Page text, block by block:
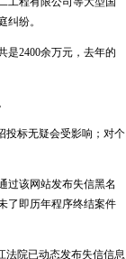
纷。
是2400余万元，去年的
投标无疑会受影响；对个
过该网站发布失信黑名
了即历年程序终结案件
法院已动态发布失信信息